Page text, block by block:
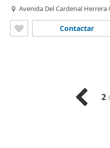
Avenida Del Cardenal Herrera
Contactar
2